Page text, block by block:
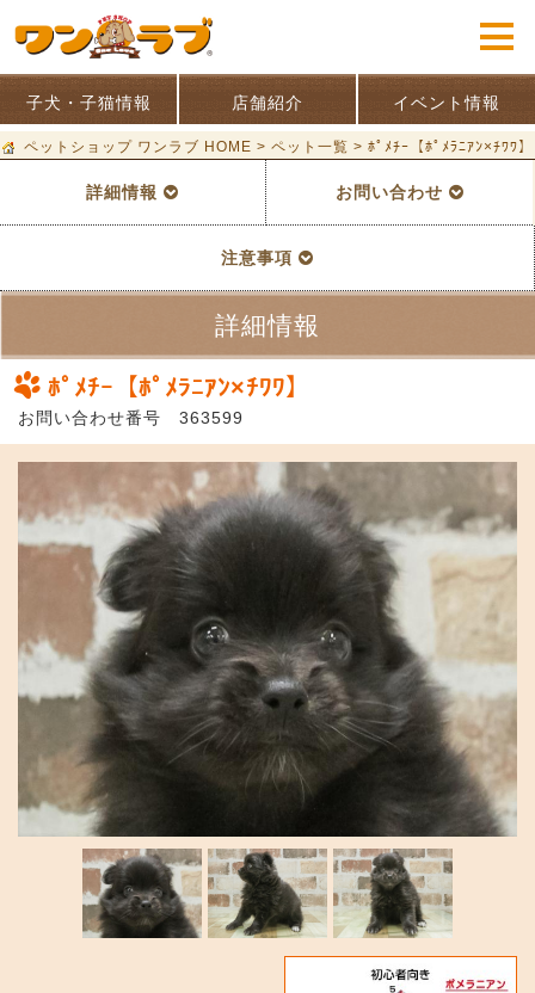
子犬・子猫情報 店舗紹介 イベント情報
ペットショップ ワンラブ HOME > ペット一覧 > ﾎﾟﾒﾁｰ【ﾎﾟﾒﾗﾆｱﾝ×ﾁﾜﾜ】
詳細情報 お問い合わせ
注意事項
詳細情報
ﾎﾟﾒﾁｰ【ﾎﾟﾒﾗﾆｱﾝ×ﾁﾜﾜ】
お問い合わせ番号 363599